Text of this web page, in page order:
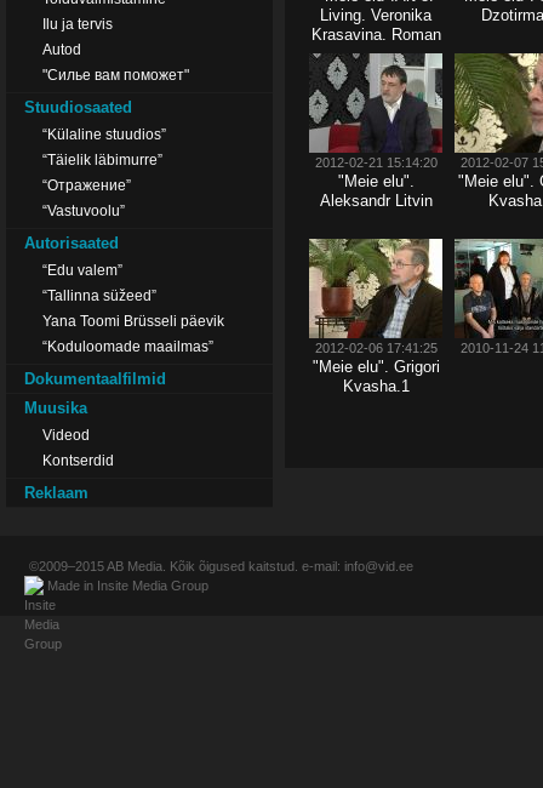
Ilu ja tervis
Autod
"Силье вам поможет"
Stuudiosaated
“Külaline stuudios”
“Täielik läbimurre”
“Отражение”
“Vastuvoolu”
Autorisaated
“Edu valem”
“Tallinna süžeed”
Yana Toomi Brüsseli päevik
“Koduloomade maailmas”
Dokumentaalfilmid
Muusika
Videod
Kontserdid
Reklaam
Living. Veronika
Krasavina. Roman
Polikarpov
2012-02-21 15:14:20
"Meie elu".
Aleksandr Litvin
2012-02-07
"Meie elu".
2012-02-06 17:41:25
"Meie elu". Grigori
Kvasha.1
2010-11-24
©2009–2015AB Media . Kõik õigused kaitstud. e-mail: info@vid.ee
Made in Insite Media Group